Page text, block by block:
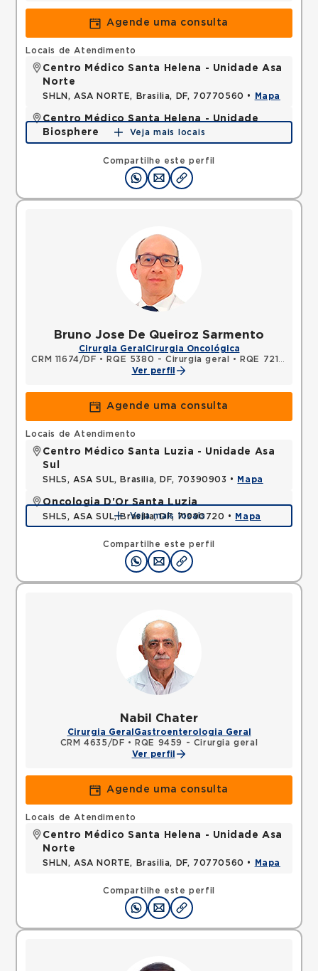
Agende uma consulta
Compartilhe este perfil
Locais de Atendimento
Centro Médico Santa Helena - Unidade Asa
Norte
SHLN, ASA NORTE, Brasilia, DF, 70770560 • Mapa
Centro Médico Santa Helena - Unidade
Biosphere
SHLN, ASA NORTE, Brasilia, DF, 70770560 •Mapa
Veja mais locais
Bruno Jose De Queiroz Sarmento
Cirurgia Geral Cirurgia Oncológica
CRM 11674/DF • RQE 5380 - Cirurgia geral •
RQE 7211 - Cancerologia/cancerologia cirúrgica
Ver perfil
Agende uma consulta
Compartilhe este perfil
Locais de Atendimento
Centro Médico Santa Luzia - Unidade Asa
Sul
SHLS, ASA SUL, Brasilia, DF, 70390903 • Mapa
Oncologia D'Or Santa Luzia
SHLS, ASA SUL, Brasilia, DF, 71990720 • Mapa
Veja mais locais
Nabil Chater
Cirurgia Geral Gastroenterologia Geral
CRM 4635/DF •
RQE 9459 - Cirurgia geral
Ver perfil
Agende uma consulta
Compartilhe este perfil
Locais de Atendimento
Centro Médico Santa Helena - Unidade Asa
Norte
SHLN, ASA NORTE, Brasilia, DF, 70770560 • Mapa